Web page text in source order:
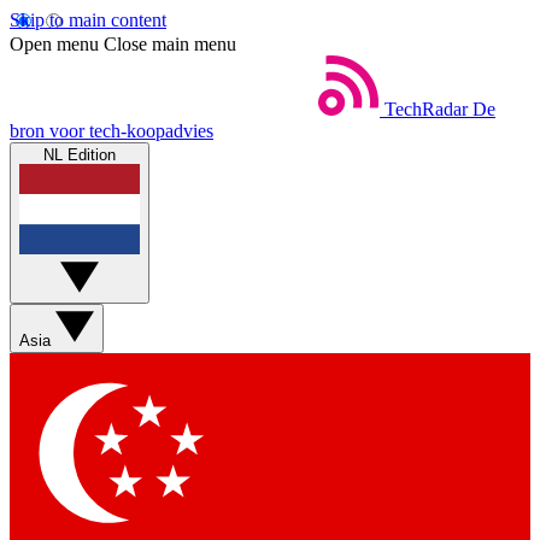
Skip to main content
Open menu Close main menu
TechRadar De
bron voor tech-koopadvies
NL Edition
Asia